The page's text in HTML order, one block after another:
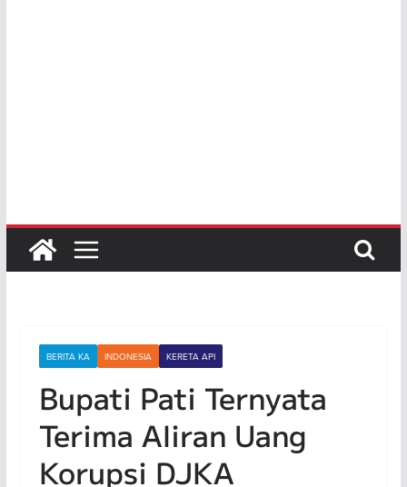
BERITA KA INDONESIA KERETA API
Bupati Pati Ternyata
Terima Aliran Uang
Korupsi DJKA